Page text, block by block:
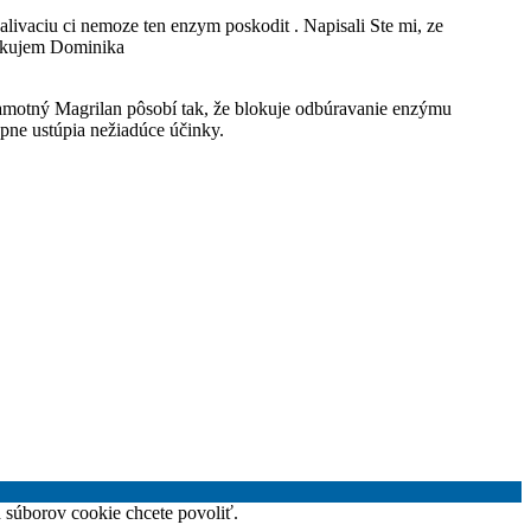
ci nemoze ten enzym poskodit . Napisali Ste mi, ze
Dominika
Magrilan pôsobí tak, že blokuje odbúravanie enzýmu
ustúpia nežiadúce účinky.
cookie chcete povoliť.